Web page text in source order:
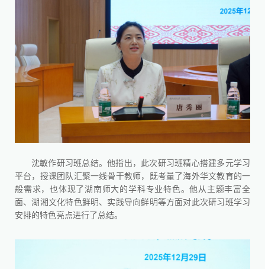
沈敏作研习班总结。他指出，此次研习班精心搭建多元学习
平台，授课团队 汇聚一线骨干教师，既考量了海外华文教育的一
般需求，也体现了湖南师大的学科专业特色。他从主题丰富全
面、湖湘文化特色鲜明、实践导向鲜明等方面对此次研习班学习
安排的特色亮点进行了总结。